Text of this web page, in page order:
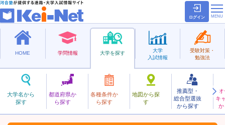
ログイン
HOME 学問情報 大学を探す
大学名から
探す
都道府県か
ら探す
各種条件か
ら探す
地図から探
す
推薦型・
総合型選抜
から探す
キ
か
大学
入試情報
受験対策・
勉強法
私立
つくばこくさい
つくば国際大学 お気に入り